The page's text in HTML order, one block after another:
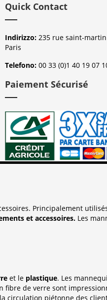
Quick Contact
Indirizzo: 235 rue saint-
Paris
Telefono: 00 33 (0)1 40 19 07
Paiement Sécurisé
Principalement
et accessoires. Les
et le plastique. Les
fibre de verre sont
circulation piétonne des